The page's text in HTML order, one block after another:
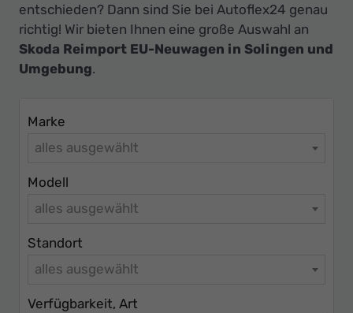
Innovatives
Autohaus
entschieden? Dann sind Sie bei Autoflex24 genau
richtig! Wir bieten Ihnen eine große Auswahl an
Skoda Reimport EU-Neuwagen in Solingen und
Umgebung.
Marke
alles ausgewählt
Modell
alles ausgewählt
Standort
alles ausgewählt
Verfügbarkeit, Art